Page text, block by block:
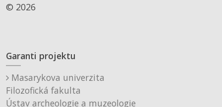
© 2026
Garanti projektu
Masarykova univerzita
Filozofická fakulta
Ústav archeologie a muzeologie